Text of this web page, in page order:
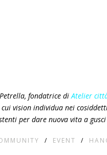
fondatrice diAtelier
vision individua nei
per dare nuova vita a
/ EVENT /